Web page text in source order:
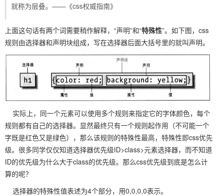
就称为层叠。——《css权威指南》
上面这句话有两个词需要稍作解释，“声明”和“特殊性”。如下图，css
规则由选择器和声明块组成，写在选择器后面大括号里的就叫声明。
实际上，同一个元素可以使用多个规则来指定它的字体颜色，每个
规则都有自己的选择器。显然最终只有一个规则起作用（不可能一个
字既是红色又是绿色），那么该规则的特殊性最高，特殊性即css优先
级。很多同学仅仅知道选择器优先级ID>class>元素选择器，而不知道
ID的优先级为什么大于class的优先级。那么css优先级到底是怎么计
算的呢？
选择器的特殊性值表述为4个部分，用0,0,0,0表示。